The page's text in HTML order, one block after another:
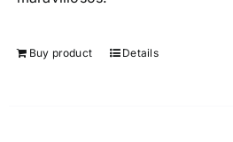
Buy product Details